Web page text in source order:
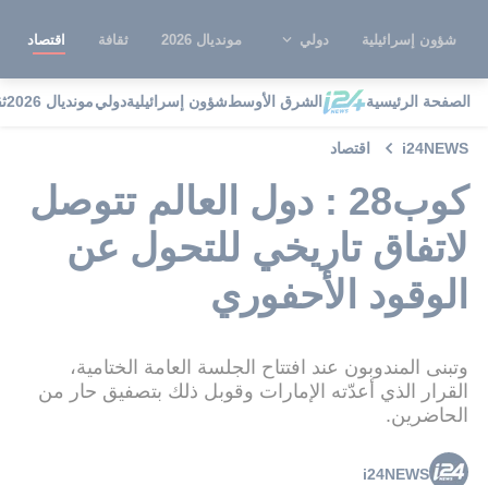
شؤون إسرائيلية دولي مونديال 2026 ثقافة اقتصاد
الصفحة الرئيسية الشرق الأوسطشؤون إسرائيليةدوليمونديال 2026
i24NEWS اقتصاد
كوب28 : دول العالم تتوصل
لاتفاق تاريخي للتحول عن
الوقود الأحفوري
وتبنى المندوبون عند افتتاح الجلسة العامة الختامية،
القرار الذي أعدّته الإمارات وقوبل ذلك بتصفيق حار من
الحاضرين.
i24NEWS